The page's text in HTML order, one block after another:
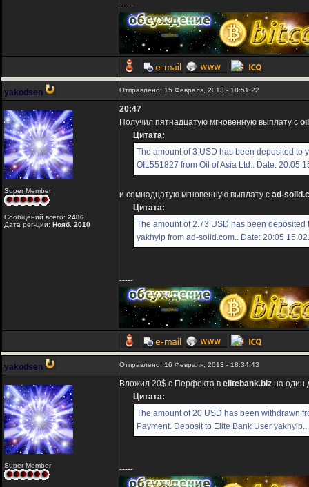
-----
yakodsen Отправлено: 15 Февраля, 2013 - 18:51:22
Super Member
Сообщений всего: 2486
Дата рег-ции: Нояб. 2010
20:47
Получил пятнадцатую мгновенную выплату с
Цитата:
The amount of 3 USD has been deposited to
OIL551827 from Oil of Asia Ltd.. Date: 20:05
и семнадцатую мгновенную выплату с ad-
Цитата:
The amount of 2.73 USD has been
yakhyip from ad-solid.com.. Date: 20:05
-----
yakodsen Отправлено: 16 Февраля, 2013 - 18:34:43
Super Member
Вложил 20$ с Перфекта в elitebank.biz на один
Цитата:
The amount of 20 USD has been withdrawn
Payment. Deposit to Elite Bank User
-----